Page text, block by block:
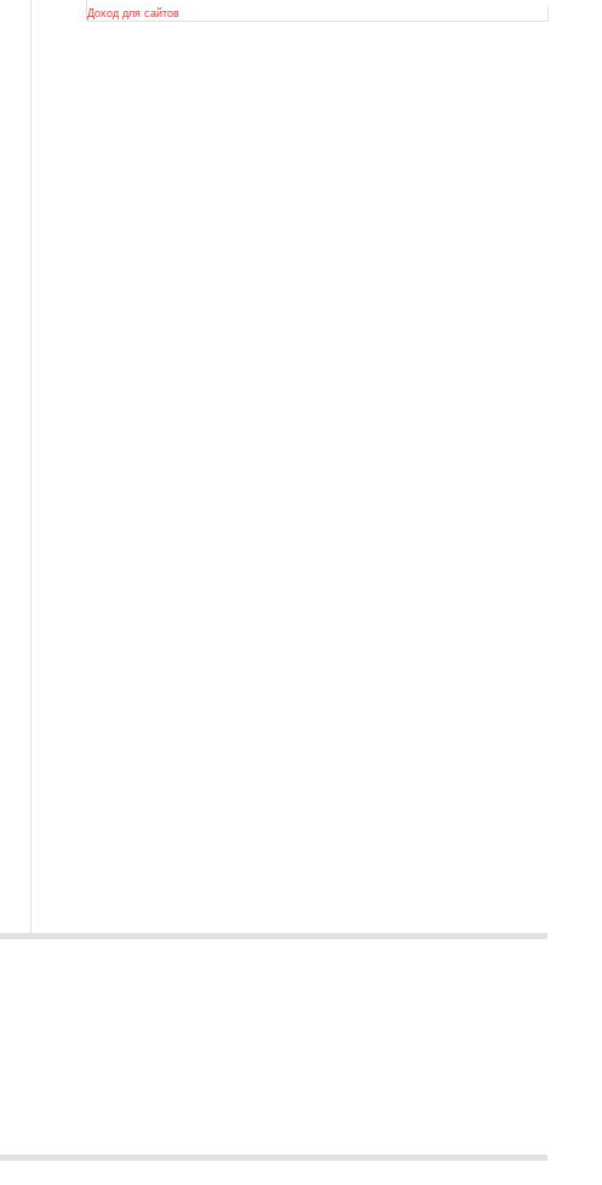
Доход для сайтов